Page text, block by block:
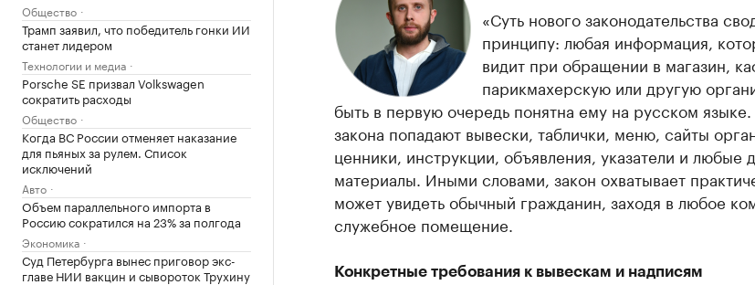
Общество
Трамп заявил, что победитель гонки ИИ
станет лидером
Технологии и медиа
Porsche SE призвал Volkswagen
сократить расходы
Общество
Когда ВС России отменяет наказание
для пьяных за рулем. Список
исключений
Авто
Объем параллельного импорта в
Россию сократился на 23% за полгода
Экономика
Суд Петербурга вынес приговор экс-
главе НИИ вакцин и сывороток Трухину
«Суть нового законодательства
принципу: любая информация,
видит при обращении в магазин,
парикмахерскую или другую
быть в первую очередь понятна ему на русском
закона попадают вывески, таблички, меню, сайты
ценники, инструкции, объявления, указатели и любые
материалы. Иными словами, закон охватывает
может увидеть обычный гражданин, заходя в любое
служебное помещение.
Конкретные требования к вывескам и надписям